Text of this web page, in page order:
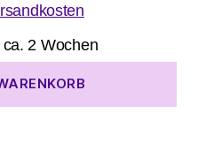
ca. 2 Wochen